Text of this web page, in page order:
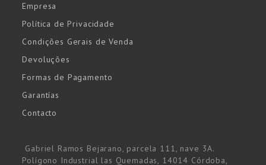
Empresa
Política de Privacidade
Condições Gerais de Venda
Devoluções
Formas de Pagamento
Garantías
Contacto
Gabriel Ramos Bejarano, parcela 111, nave 3A.
Polígono Industrial las Quemadas, 14014 Córdoba,